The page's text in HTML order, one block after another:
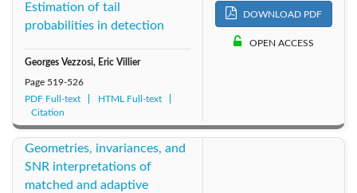
Estimation of tail
probabilities in detection
Georges Vezzosi, Eric Villier
Page 519-526
PDF Full-text
HTML Full-text
Citation
DOWNLOAD PDF
OPEN ACCESS
Geometries, invariances, and
SNR interpretations of
matched and adaptive